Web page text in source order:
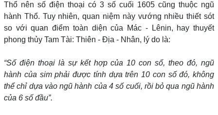
Thổ nên số điện thoại có 3 số cuối 1605 cũng thuộc ngũ
hành Thổ. Tuy nhiên, quan niệm này vướng nhiều thiết sót
so với quan điểm toàn diện của Mác - Lênin, hay thuyết
phong thủy Tam Tài: Thiên - Địa - Nhân, lý do là:
“Số điện thoại là sự kết hợp của 10 con số, theo đó, ngũ
hành của sim phải được tính dựa trên 10 con số đó, không
thể chỉ dựa vào ngũ hành của 4 số cuối, rồi bỏ qua ngũ hành
của 6 số đầu”.